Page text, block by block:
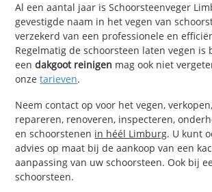
Al een aantal jaar is Schoorsteenveger
gevestigde naam in het vegen van
verzekerd van een professionele en
Regelmatig de schoorsteen laten vegen is
eendakgoot reinigen mag ook niet
onzetarieven.
Neem contact op voor het vegen,
repareren, renoveren, inspecteren,
en schoorstenen in héél Limburg. U kunt
advies op maat bij de aankoop van een
aanpassing van uw schoorsteen. Ook bij
schoorsteen.